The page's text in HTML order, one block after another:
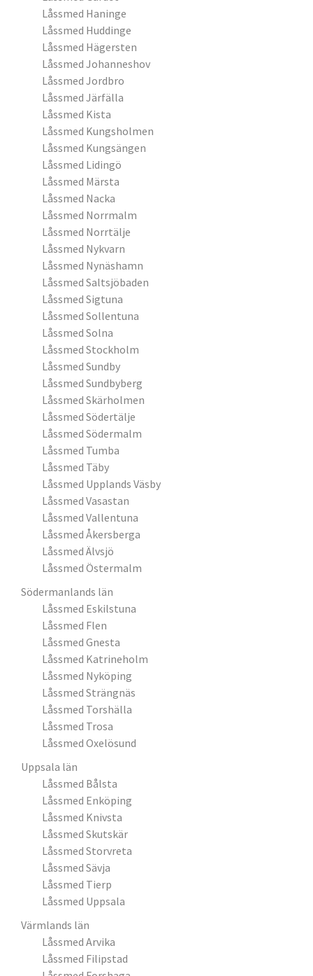
Låssmed Haninge
Låssmed Huddinge
Låssmed Hägersten
Låssmed Johanneshov
Låssmed Jordbro
Låssmed Järfälla
Låssmed Kista
Låssmed Kungsholmen
Låssmed Kungsängen
Låssmed Lidingö
Låssmed Märsta
Låssmed Nacka
Låssmed Norrmalm
Låssmed Norrtälje
Låssmed Nykvarn
Låssmed Nynäshamn
Låssmed Saltsjöbaden
Låssmed Sigtuna
Låssmed Sollentuna
Låssmed Solna
Låssmed Stockholm
Låssmed Sundby
Låssmed Sundbyberg
Låssmed Skärholmen
Låssmed Södertälje
Låssmed Södermalm
Låssmed Tumba
Låssmed Täby
Låssmed Upplands Väsby
Låssmed Vasastan
Låssmed Vallentuna
Låssmed Åkersberga
Låssmed Älvsjö
Låssmed Östermalm
Södermanlands län
Låssmed Eskilstuna
Låssmed Flen
Låssmed Gnesta
Låssmed Katrineholm
Låssmed Nyköping
Låssmed Strängnäs
Låssmed Torshälla
Låssmed Trosa
Låssmed Oxelösund
Uppsala län
Låssmed Bålsta
Låssmed Enköping
Låssmed Knivsta
Låssmed Skutskär
Låssmed Storvreta
Låssmed Sävja
Låssmed Tierp
Låssmed Uppsala
Värmlands län
Låssmed Arvika
Låssmed Filipstad